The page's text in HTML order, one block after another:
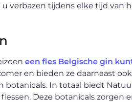
verbazen tijdens elke tijd van
een fles Belgische gin
en bieden ze daarnaast
botanicals. In totaal biedt
Deze botanicals zorgen